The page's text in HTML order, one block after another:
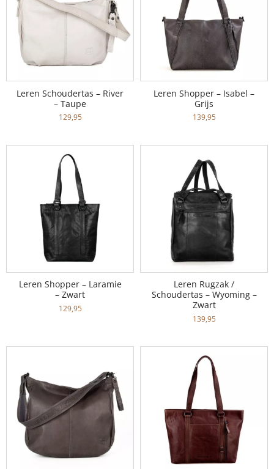
Leren Schoudertas – River
– Taupe
129,95
Leren Shopper – Isabel –
Grijs
139,95
Leren Shopper – Laramie
– Zwart
129,95
Leren Rugzak /
Schoudertas – Wyoming –
Zwart
139,95